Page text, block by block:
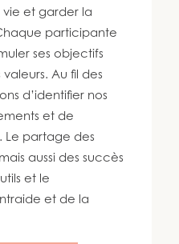
et garder la
participante
ses objectifs
Au fil des
d’identifier nos
et de
Le partage des
aussi des succès
et le
et de la